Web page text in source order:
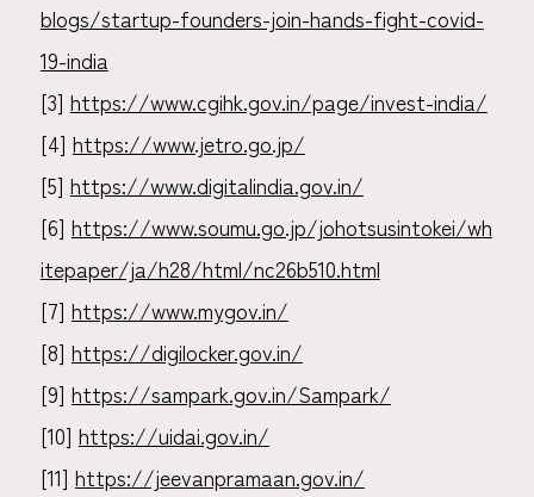
blogs/startup-founders-join-hands-fight-covid-
19-india
[3] https://www.cgihk.gov.in/page/invest-india/
[4] https://www.jetro.go.jp/
[5] https://www.digitalindia.gov.in/
[6] https://www.soumu.go.jp/johotsusintokei/wh
itepaper/ja/h28/html/nc26b510.html
[7] https://www.mygov.in/
[8] https://digilocker.gov.in/
[9] https://sampark.gov.in/Sampark/
[10] https://uidai.gov.in/
[11] https://jeevanpramaan.gov.in/